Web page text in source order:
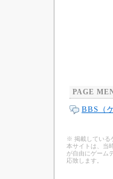
PAGE
BBS（
※ 掲載している
本サイトは、当
が自由にゲーム
応致します。